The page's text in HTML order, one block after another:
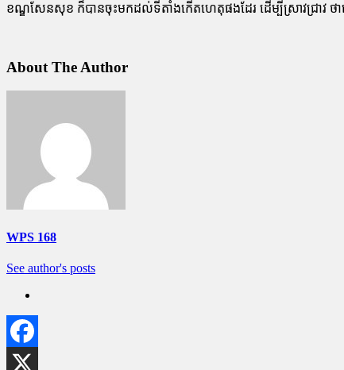
ខណ្ឌសែនសុខ ក៏បានចុះមកដល់ទីតាំងកើតហេតុផងដែរ ដើម្បីស្រាវជ្រាវ
About The Author
WPS 168
See author's posts